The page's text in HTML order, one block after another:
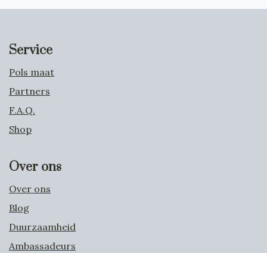
Service
Pols maat
Partners
F.A.Q.
Shop
Over ons
Over ons
Blog
Duurzaamheid
Ambassadeurs